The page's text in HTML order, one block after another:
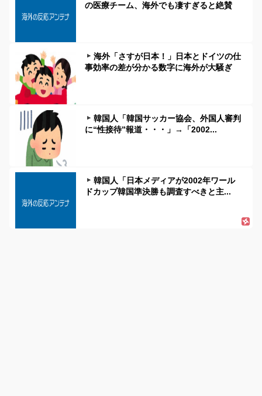
の医療チーム、海外でも凄すぎると絶賛
海外「さすが日本！」日本とドイツの仕
事効率の差が分かる数字に海外が大騒ぎ
韓国人「韓国サッカー協会、外国人審判
に“性接待”報道・・・」→「2002...
韓国人「日本メディアが2002年ワール
ドカップ韓国準決勝も調査すべきと主...